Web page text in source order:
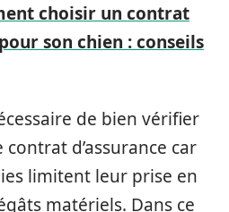
choisir un contrat
son chien : conseils
de bien vérifier
d’assurance car
limitent leur prise en
matériels. Dans ce